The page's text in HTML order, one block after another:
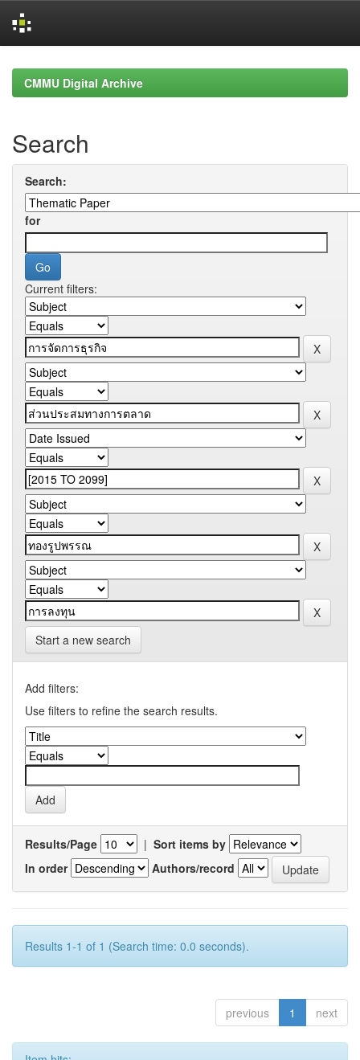
navigationCMMU Digital Archive
Search
Search:
for
Current filters:
Start a new search
Add filters:
Use filters to refine the search results.
Results/Page | Sort items by
In order
Authors/record
Results 1-1 of 1 (Search time: 0.0 seconds).
previous 1 next